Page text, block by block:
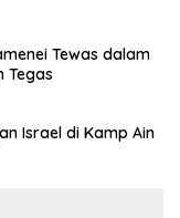
Tewas dalam
Tegas
Israel di Kamp Ain